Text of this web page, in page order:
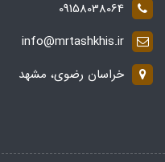
09158038064
info@mrtashkhis.ir
خراسان رضوی، مشهد